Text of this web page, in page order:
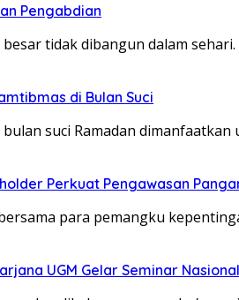
Pengabdian
besar tidak dibangun dalam
di Bulan Suci
bulan suci Ramadan
Perkuat Pengawasan
bersama para pemangku
UGM Gelar Seminar